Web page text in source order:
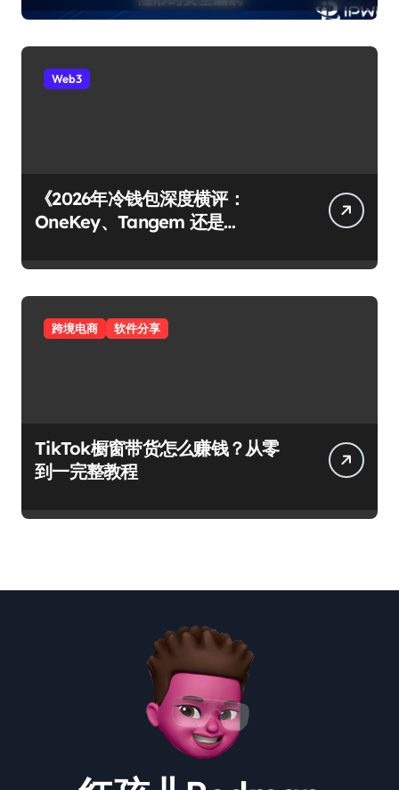
Web3
《2026年冷钱包深度横评：
OneKey、Tangem 还是
垒？》
跨境电商 软件分享
TikTok橱窗带货怎么赚钱？从零
到一完整教程